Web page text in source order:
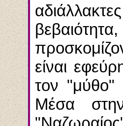
είναι
τον "μύθο"
Μέσα